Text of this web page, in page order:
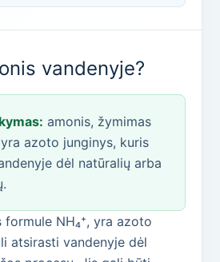
vandenyje?
amonis, žymimas
azoto junginys, kuris
dėl natūralių arba
formule NH₄⁺, yra azoto
atsirasti vandenyje dėl